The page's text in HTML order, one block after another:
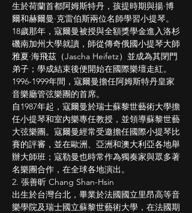
生於荷蘭首都阿姆斯特丹，孩提時期與揚·博
爾和赫爾曼·克雷伯斯兩位名師學習小提琴。
18歲那年，寇爾曼被授與全額獎學金進入洛杉
磯南加州大學就讀，師從傳奇俄國小提琴大師
雅夏·海飛茲（Jascha Heifetz）並成為其閉門
弟子；學成結束後便開始在國際樂壇走紅。
1996-1999年間，寇爾曼擔任阿姆斯特丹皇家
音樂廳管弦樂團的首席。
自1987年起，寇爾曼於瑞士蘇黎世藝術大學擔
任小提琴和室內樂專任教授，並領導蘇黎世藝
大弦樂團。寇爾曼經常受邀擔任國際小提琴比
賽的評審，並在歐洲、亞洲和澳大利亞各地舉
辦大師班；寇勒曼也時常作為獨奏家與眾多著
名樂團合作，在全球各地演出。
2. 張善昕 Chang Shan-Hsin
出生於台灣台北，畢業於法國國立里昂高等音
樂學院及瑞士國立蘇黎世藝術大學，在法國期